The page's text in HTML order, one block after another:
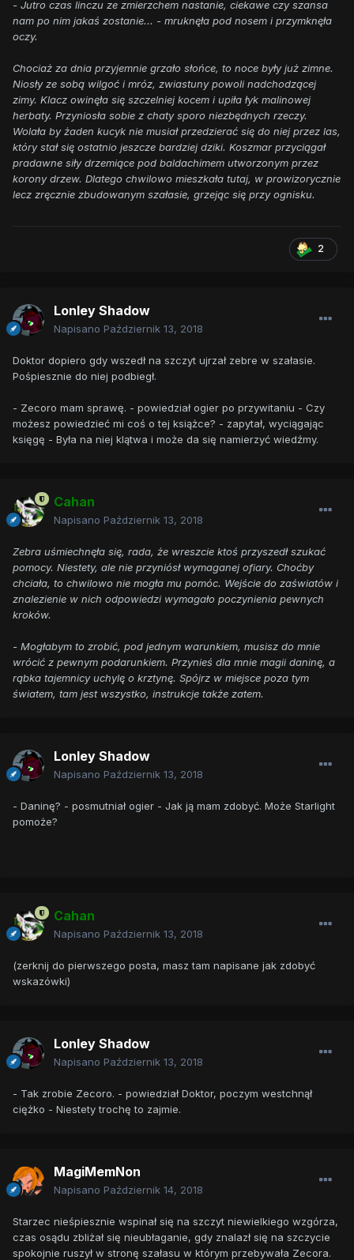
- Jutro czas linczu ze zmierzchem nastanie, ciekawe czy szansa
nam po nim jakaś zostanie... - mruknęła pod nosem i przymknęła
oczy.
Chociaż za dnia przyjemnie grzało słońce, to noce były już zimne.
Niosły ze sobą wilgoć i mróz, zwiastuny powoli nadchodzącej
zimy. Klacz owinęła się szczelniej kocem i upiła łyk malinowej
herbaty. Przyniosła sobie z chaty sporo niezbędnych rzeczy.
Wolała by żaden kucyk nie musiał przedzierać się do niej przez las,
który stał się ostatnio jeszcze bardziej dziki. Koszmar przyciągał
pradawne siły drzemiące pod baldachimem utworzonym przez
korony drzew. Dlatego chwilowo mieszkała tutaj, w prowizorycznie
lecz zręcznie zbudowanym szałasie, grzejąc się przy ognisku.
2
Lonley Shadow
Napisano Październik 13, 2018
Doktor dopiero gdy wszedł na szczyt ujrzał zebre w szałasie.
Pośpiesznie do niej podbiegł.
- Zecoro mam sprawę. - powiedział ogier po przywitaniu - Czy
możesz powiedzieć mi coś o tej książce? - zapytał, wyciągając
księgę - Była na niej klątwa i może da się namierzyć wiedźmy.
Cahan
Napisano Październik 13, 2018
Zebra uśmiechnęła się, rada, że wreszcie ktoś przyszedł szukać
pomocy. Niestety, ale nie przyniósł wymaganej ofiary. Choćby
chciała, to chwilowo nie mogła mu pomóc. Wejście do zaświatów i
znalezienie w nich odpowiedzi wymagało poczynienia pewnych
kroków.
- Mogłabym to zrobić, pod jednym warunkiem, musisz do mnie
wrócić z pewnym podarunkiem. Przynieś dla mnie magii daninę, a
rąbka tajemnicy uchylę o krztynę. Spójrz w miejsce poza tym
światem, tam jest wszystko, instrukcje także zatem.
Lonley Shadow
Napisano Październik 13, 2018
- Daninę? - posmutniał ogier - Jak ją mam zdobyć. Może Starlight
pomoże?
Cahan
Napisano Październik 13, 2018
(zerknij do pierwszego posta, masz tam napisane jak zdobyć
wskazówki)
Lonley Shadow
Napisano Październik 13, 2018
- Tak zrobie Zecoro. - powiedział Doktor, poczym westchnął
ciężko - Niestety trochę to zajmie.
MagiMemNon
Napisano Październik 14, 2018
Starzec nieśpiesznie wspinał się na szczyt niewielkiego wzgórza,
czas osądu zbliżał się nieubłaganie, gdy znalazł się na szczycie
spokojnie ruszył w stronę szałasu w którym przebywała Zecora.